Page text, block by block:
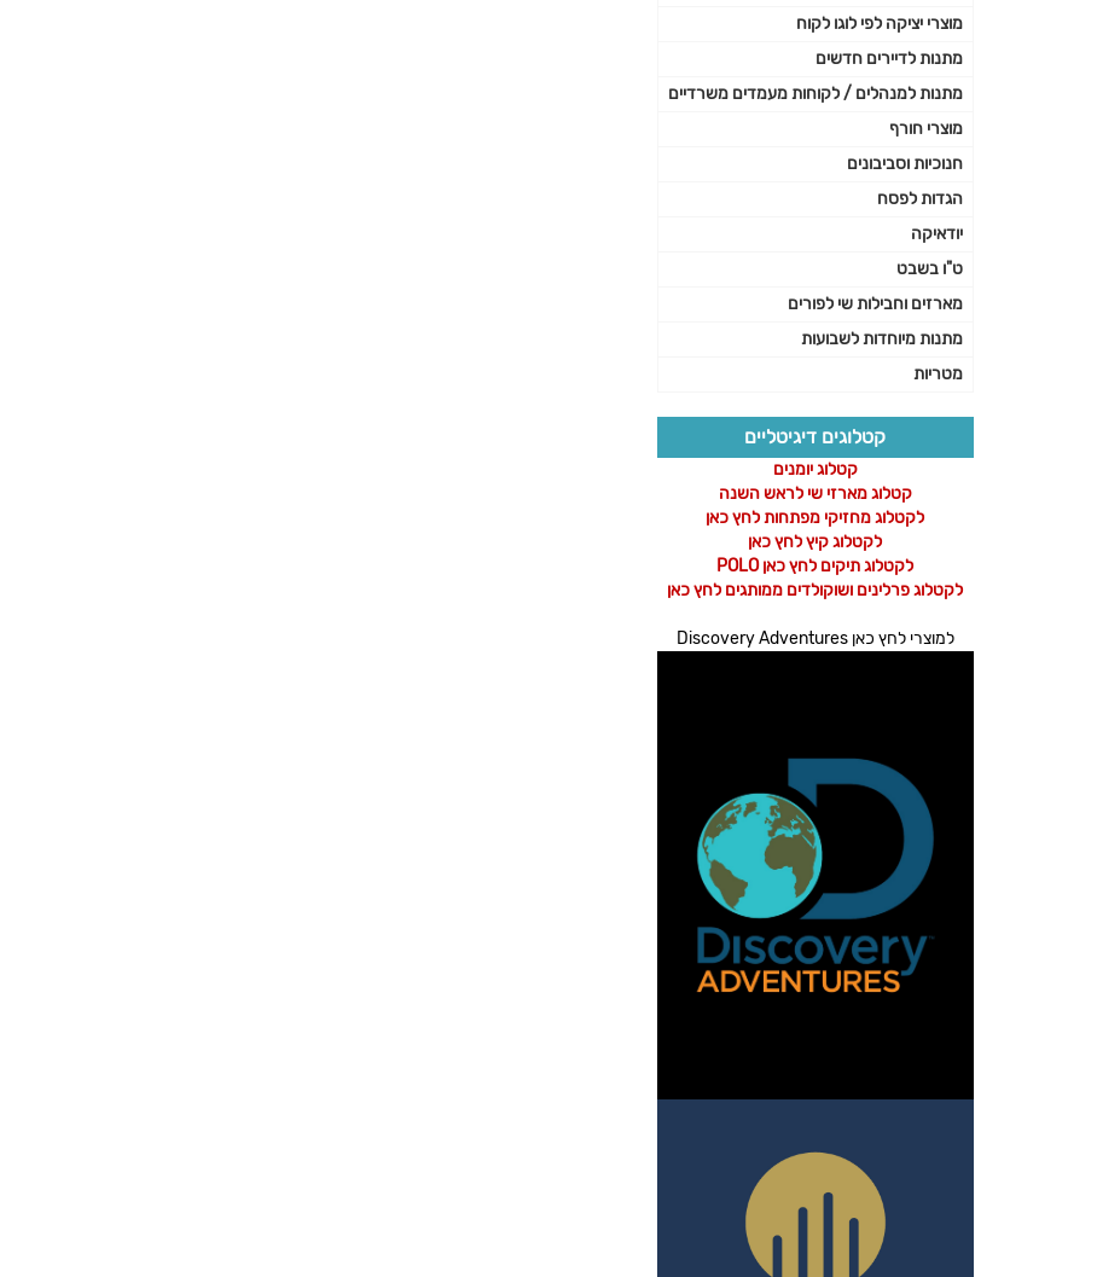
מוצרי יציקה לפי לוגו לקוח
מתנות לדיירים חדשים
מתנות למנהלים / לקוחות מעמדים משרדיים
מוצרי חורף
חנוכיות וסביבונים
הגדות לפסח
יודאיקה
ט"ו בשבט
מארזים וחבילות שי לפורים
מתנות מיוחדות לשבועות
מטריות
קטלוגים דיגיטליים
קטלוג יומנים
קטלוג מארזי שי לראש השנה
לקטלוג מחזיקי מפתחות לחץ כאן
לקטלוג קיץ לחץ כאן
לקטלוג תיקים לחץ כאן POLO
לקטלוג פרלינים ושוקולדים ממותגים לחץ כאן
למוצרי לחץ כאן Discovery Adventures